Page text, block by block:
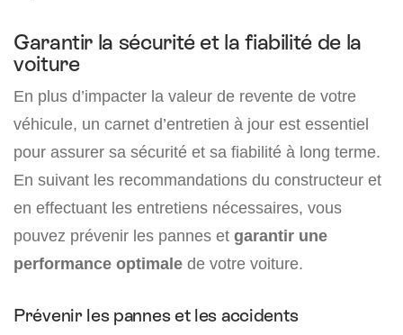
Garantir la sécurité et la fiabilité de la
voiture
En plus d’impacter la valeur de revente de votre
véhicule, un carnet d’entretien à jour est essentiel
pour assurer sa sécurité et sa fiabilité à long terme.
En suivant les recommandations du constructeur et
en effectuant les entretiens nécessaires, vous
pouvez prévenir les pannes et garantir une
performance optimale de votre voiture.
Prévenir les pannes et les accidents